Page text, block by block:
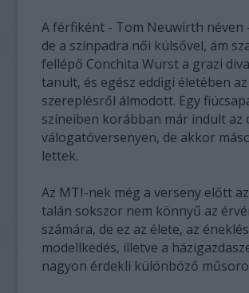
A férfiként - Tom Neuwirth néven
de a színpadra női külsővel, ám
fellépő Conchita Wurst a grazi
tanult, és egész eddigi életében
szereplésről álmodott. Egy
színeiben korábban már indult az
válogatóversenyen, de akkor
lettek.
Az MTI-nek még a verseny előtt
talán sokszor nem könnyű az
számára, de ez az élete, az
modellkedés, illetve a
nagyon érdekli különböző